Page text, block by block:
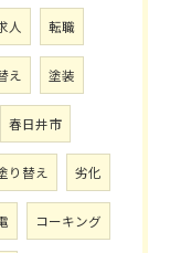
人 転職
え 塗装
春日井市
り替え 劣化
コーキング